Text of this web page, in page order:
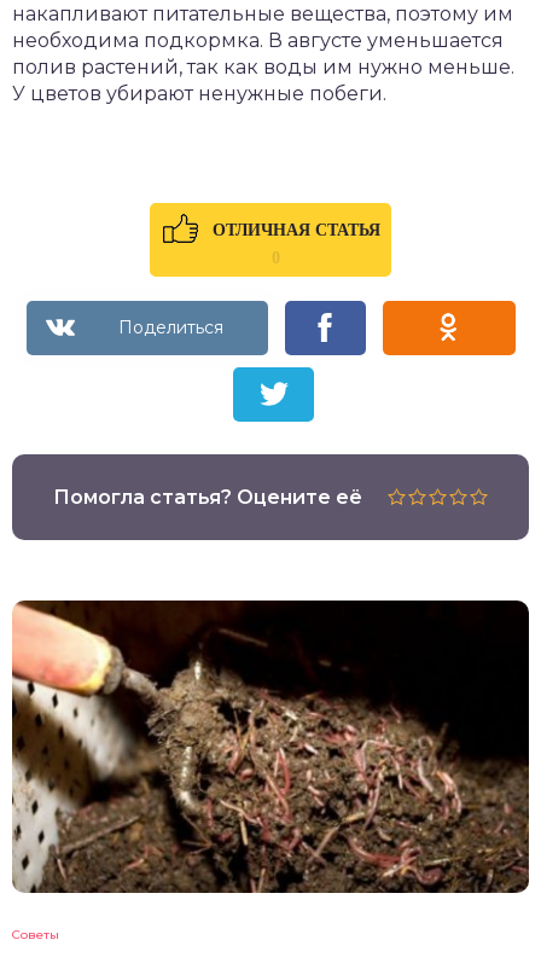
накапливают питательные вещества, поэтому им
необходима подкормка. В августе уменьшается
полив растений, так как воды им нужно меньше.
У цветов убирают ненужные побеги.
ОТЛИЧНАЯ СТАТЬЯ
0
Помогла статья? Оцените её
Советы